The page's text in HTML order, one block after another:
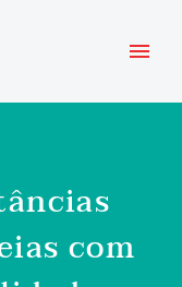
com